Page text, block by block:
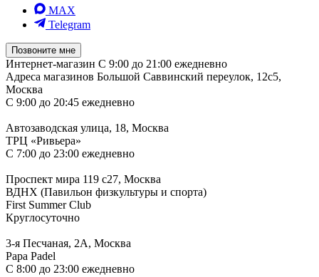
MAX
Telegram
Позвоните мне
Интернет-магазин С 9:00 до 21:00 ежедневно
Адреса магазинов Большой Саввинский переулок, 12с5,
Москва
С 9:00 до 20:45 ежедневно
Автозаводская улица, 18, Москва
ТРЦ «Ривьера»
С 7:00 до 23:00 ежедневно
Проспект мира 119 с27, Москва
ВДНХ (Павильон физкультуры и спорта)
First Summer Club
Круглосуточно
3-я Песчаная, 2А, Москва
Papa Padel
С 8:00 до 23:00 ежедневно